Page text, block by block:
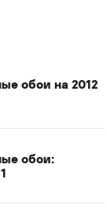
обои на 2012
обои: